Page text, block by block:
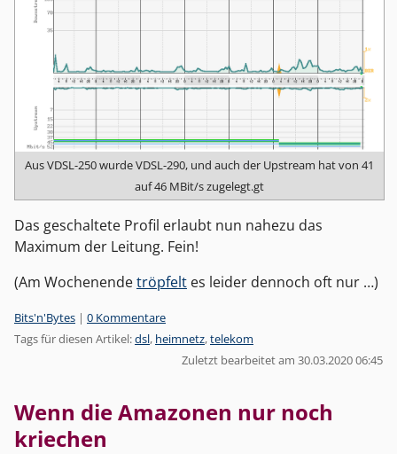
Aus VDSL-250 wurde VDSL-290, und auch der Upstream hat von 41
auf 46 MBit/s zugelegt.gt
Das geschaltete Profil erlaubt nun nahezu das
Maximum der Leitung. Fein!
(Am Wochenendetröpfelt es leider dennoch oft nur …)
Kategorien:
Bits'n'Bytes | 0 Kommentare
Tags für diesen Artikel:dsl, heimnetz,telekom
Zuletzt bearbeitet am 30.03.2020 06:45
Wenn die Amazonen nur noch
kriechen